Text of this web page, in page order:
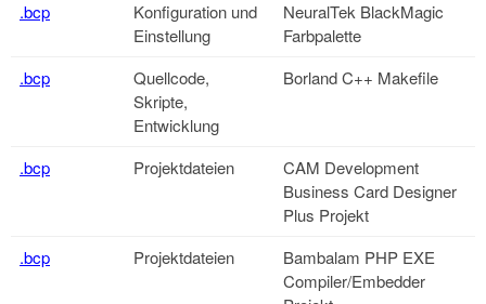
.bcp
Konfiguration und
Einstellung
NeuralTek BlackMagic
Farbpalette
.bcp
Quellcode,
Skripte,
Entwicklung
Borland C++ Makefile
.bcp Projektdateien
CAM Development
Business Card Designer
Plus Projekt
.bcp
Projektdateien
Bambalam PHP EXE
Compiler/Embedder